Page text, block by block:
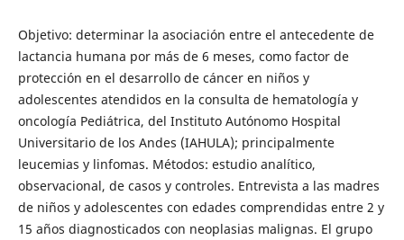
Objetivo: determinar la asociación entre el antecedente de
lactancia humana por más de 6 meses, como factor de
protección en el desarrollo de cáncer en niños y
adolescentes atendidos en la consulta de hematología y
oncología Pediátrica, del Instituto Autónomo Hospital
Universitario de los Andes (IAHULA); principalmente
leucemias y linfomas. Métodos: estudio analítico,
observacional, de casos y controles. Entrevista a las madres
de niños y adolescentes con edades comprendidas entre 2 y
15 años diagnosticados con neoplasias malignas. El grupo